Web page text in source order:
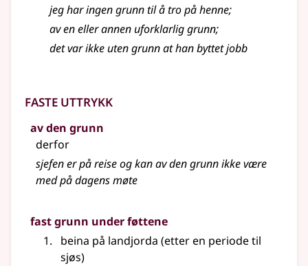
jeg har ingen grunn til å tro på henne;
av en eller annen uforklarliggrunn;
det var ikke uten grunn at han byttet jobb
Faste uttrykk
av den grunn
derfor
sjefen er på reise og kan av den grunn ikke være
med på dagens møte
fast grunn under føttene
beina på landjorda (etter en periode til
sjøs)